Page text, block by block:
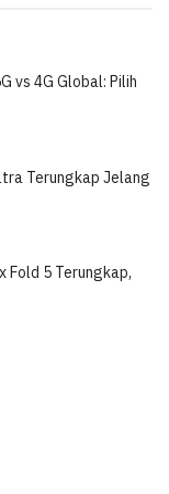
vs 4G Global: Pilih
Terungkap Jelang
Fold 5 Terungkap,